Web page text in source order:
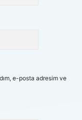
e-posta adresim ve